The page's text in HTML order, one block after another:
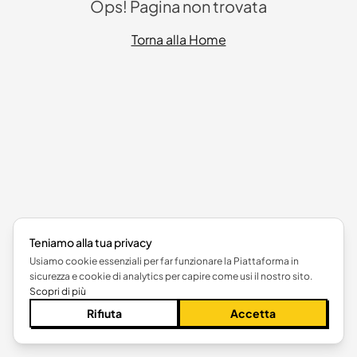
Ops! Pagina non trovata
Torna alla Home
Teniamo alla tua privacy
Usiamo cookie essenziali per far funzionare la Piattaforma in
sicurezza e cookie di analytics per capire come usi il nostro sito.
Scopri di più
Rifiuta Accetta